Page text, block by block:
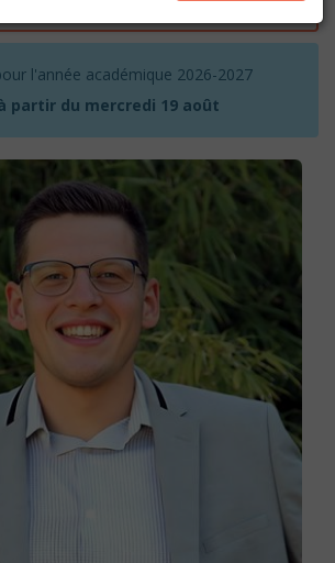
l'année académique 2026-2027
partir du mercredi 19 août